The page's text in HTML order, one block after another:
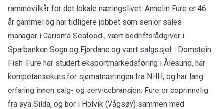
rammevilkår for det lokale næringslivet. Annelin Fure er 46
år gammel og har tidligere jobbet som senior sales
manager i Carisma Seafood , vært bedriftsrådgiver i
Sparbanken Sogn og Fjordane og vært salgssjef i Domstein
Fish. Fure har studert eksportmarkedsføring i Ålesund, har
kompetansekurs for sjømatnæringen fra NHH, og har lang
erfaring innen salg- og servicebransjen. Fure er opprinnelig
fra øya Silda, og bor i Holvik (Vågsøy) sammen med